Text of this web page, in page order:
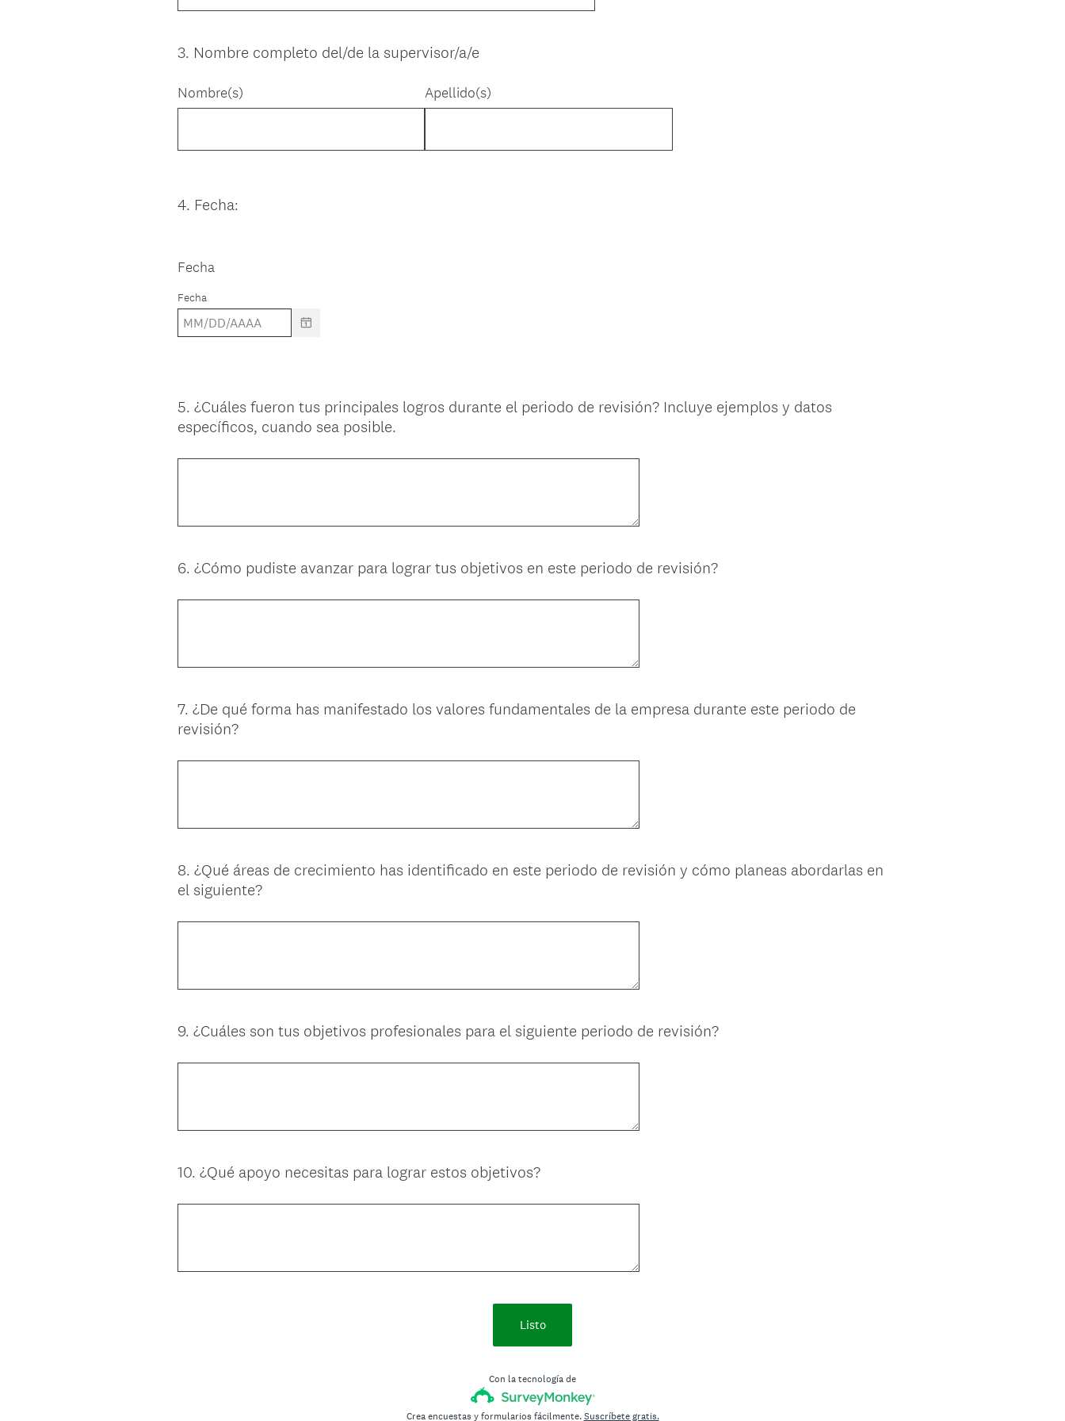
Question
3. Nombre completo del/de la supervisor/a/e
Nombre(s) Apellido(s)
Question
4. Fecha:
Fecha
Fecha
Question
Title
5. ¿Cuáles fueron tus principales logros durante el periodo de revisión? Incluye ejemplos y datos
específicos, cuando sea posible.
Question
6. ¿Cómo pudiste avanzar para lograr tus objetivos en este periodo de revisión?
Question
Title
7. ¿De qué forma has manifestado los valores fundamentales de la empresa durante este periodo de
revisión?
Question
Title
8. ¿Qué áreas de crecimiento has identificado en este periodo de revisión y cómo planeas abordarlas en
el siguiente?
Question
9. ¿Cuáles son tus objetivos profesionales para el siguiente periodo de revisión?
Question
10. ¿Qué apoyo necesitas para lograr estos objetivos?
Listo
Con la tecnología de
Crea encuestas y formularios fácilmente.Suscríbete gratis.